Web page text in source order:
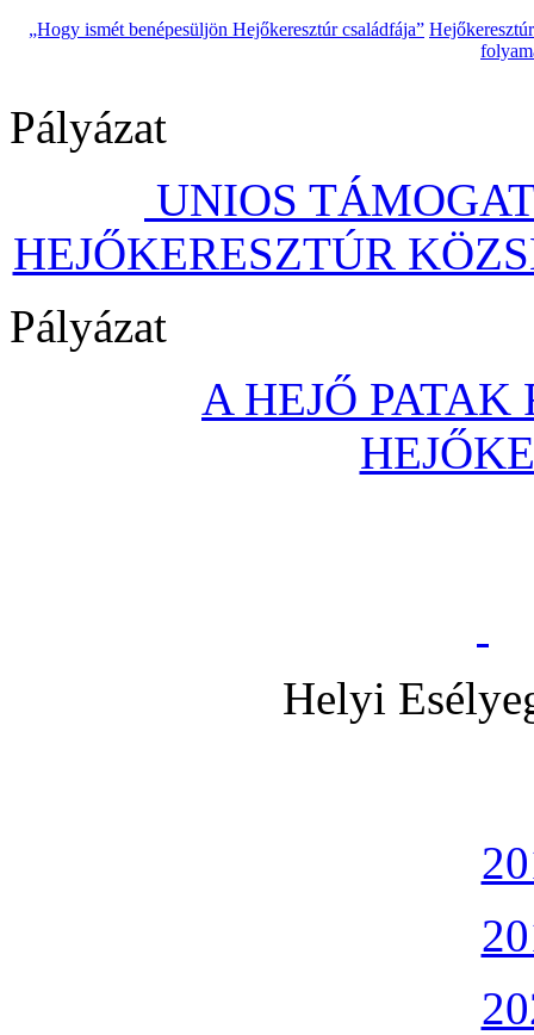
„Hogy ismét benépesüljön Hejőkeresztúr családfája”
Pályázat
UNIOS
HEJŐKERESZTÚR
Pályázat
A HEJŐ
Helyi